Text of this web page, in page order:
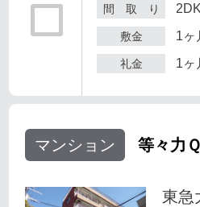
間 取 り 2DK
敷金 1ヶ
礼金 1ヶ
マンション 等々力
東急